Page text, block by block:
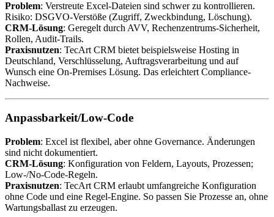
Problem: Verstreute Excel-Dateien sind schwer zu kontrollieren.
Risiko: DSGVO-Verstöße (Zugriff, Zweckbindung, Löschung).
CRM-Lösung: Geregelt durch AVV, Rechenzentrums-Sicherheit,
Rollen, Audit-Trails.
Praxisnutzen: TecArt CRM bietet beispielsweise Hosting in
Deutschland, Verschlüsselung, Auftragsverarbeitung und auf
Wunsch eine On-Premises Lösung. Das erleichtert Compliance-
Nachweise.
Anpassbarkeit/Low-Code
Problem: Excel ist flexibel, aber ohne Governance. Änderungen
sind nicht dokumentiert.
CRM-Lösung: Konfiguration von Feldern, Layouts, Prozessen;
Low-/No-Code-Regeln.
Praxisnutzen: TecArt CRM erlaubt umfangreiche Konfiguration
ohne Code und eine Regel-Engine. So passen Sie Prozesse an, ohne
Wartungsballast zu erzeugen.